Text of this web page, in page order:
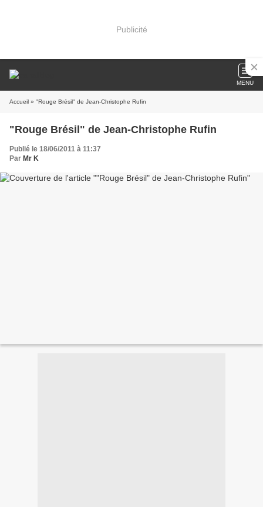
Publicité
MENU
Accueil » "Rouge Brésil" de Jean-Christophe Rufin
"Rouge Brésil" de Jean-Christophe Rufin
Publié le 18/06/2011 à 11:37
Par Mr K